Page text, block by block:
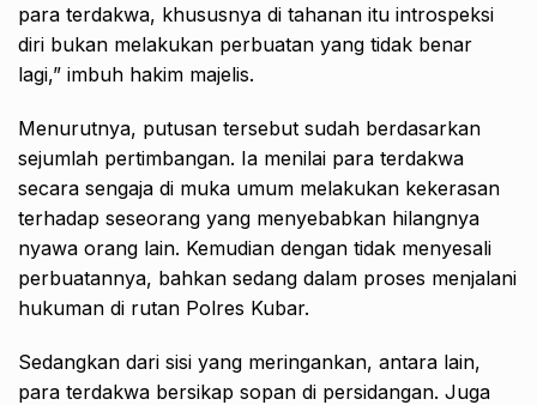
para terdakwa, khususnya di tahanan itu introspeksi
diri bukan melakukan perbuatan yang tidak benar
lagi,” imbuh hakim majelis.
Menurutnya, putusan tersebut sudah berdasarkan
sejumlah pertimbangan. Ia menilai para terdakwa
secara sengaja di muka umum melakukan kekerasan
terhadap seseorang yang menyebabkan hilangnya
nyawa orang lain. Kemudian dengan tidak menyesali
perbuatannya, bahkan sedang dalam proses menjalani
hukuman di rutan Polres Kubar.
Sedangkan dari sisi yang meringankan, antara lain,
para terdakwa bersikap sopan di persidangan. Juga